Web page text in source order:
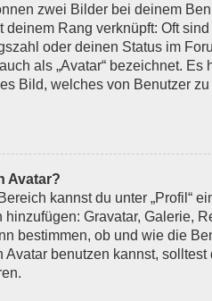
zwei Bilder bei deinem
deinem Rang verknüpft: Oft
oder deinen Status im
als „Avatar“ bezeichnet.
Bild, welches von Benutzer
Avatar?
kannst du unter „Profil“
Gravatar, Galerie,
bestimmen, ob und wie die
Avatar benutzen kannst, solltest